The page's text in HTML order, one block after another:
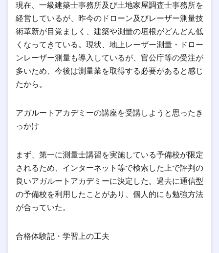
現在、一級建築士事務所及び土地家屋調査士事務所を
経営しているが、昨今のドローン及びレーザー測量技
術革新が目覚ましく、建築や測量の垣根がどんどん低
くなってきている。現状、地上レーザー測量・ドロー
ンレーザー測量も導入しているが、官公庁等の受注が
多いため、今後は測量業を取得する必要があると感じ
たから。
アガルートアカデミーの講座を受講しようと思ったき
っかけ
まず、第一に測量士講習を実施している予備校が限定
されるため、インターネット等で検索した上で評判の
良いアガルートアカデミーに決定した。過去に通信型
の予備校を利用したことがあり、個人的にも勉強方法
が合っていた。
合格体験記・学習上の工夫